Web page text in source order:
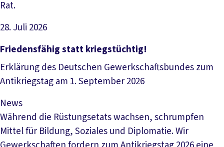
Rat.
28. Juli 2026
Artikel lesen
Friedensfähig statt kriegstüchtig!
Erklärung des Deutschen Gewerkschaftsbundes zum
Antikriegstag am 1. September 2026
News
Während die Rüstungsetats wachsen, schrumpfen
Mittel für Bildung, Soziales und Diplomatie. Wir